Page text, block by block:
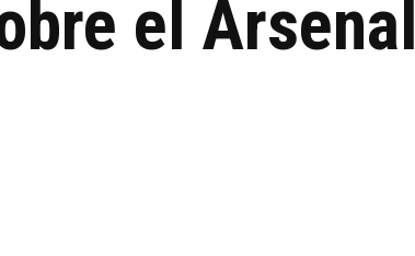
el Arsenal